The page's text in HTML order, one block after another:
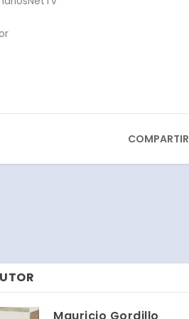
Mauricio Gordillo